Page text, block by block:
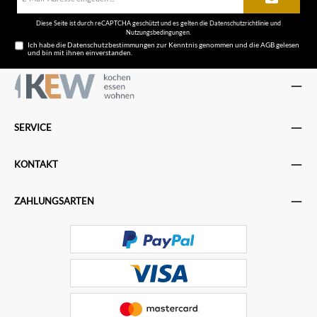
Diese Seite ist durch reCAPTCHA geschützt und es gelten dieDatenschutzrichtlinieund
Nutzungsbedingungen
Ich habe dieDatenschutzbestimmungen zur Kenntnis genommen und dieAGBgelesen
und bin mit ihnen einverstanden.
SERVICE
KONTAKT
ZAHLUNGSARTEN